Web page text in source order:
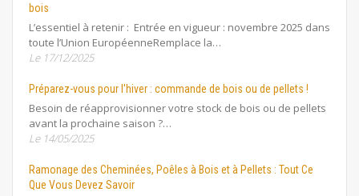
bois
L’essentiel à retenir : Entrée en vigueur : novembre 2025 dans
toute l’Union EuropéenneRemplace la…
Le 17/12/2025
Préparez-vous pour l'hiver : commande de bois ou de pellets !
Besoin de réapprovisionner votre stock de bois ou de pellets
avant la prochaine saison ?…
Le 14/05/2025
Ramonage des Cheminées, Poêles à Bois et à Pellets : Tout Ce
Que Vous Devez Savoir